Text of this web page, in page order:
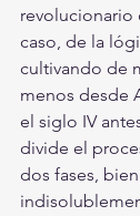
revolucionario
caso, de la
cultivando de
menos desde
el siglo IV
divide el
dos fases,